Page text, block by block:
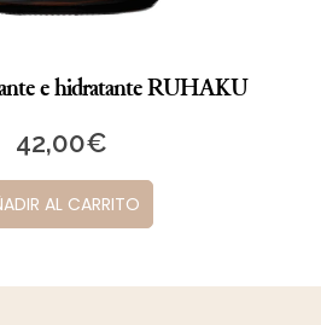
e hidratante RUHAKU
42,00€
AL CARRITO